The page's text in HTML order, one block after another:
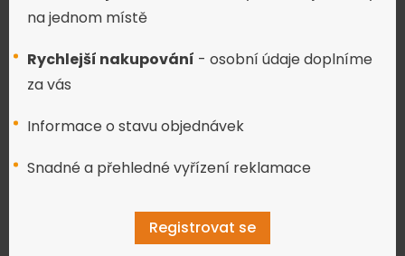
na jednom místě
Rychlejší nakupování - osobní údaje doplníme
za vás
Informace o stavu objednávek
Snadné a přehledné vyřízení reklamace
Registrovat se